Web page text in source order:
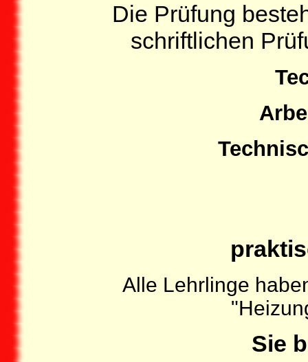
Die Prüfung
schriftlichen
Alle Lehrlinge
Sie